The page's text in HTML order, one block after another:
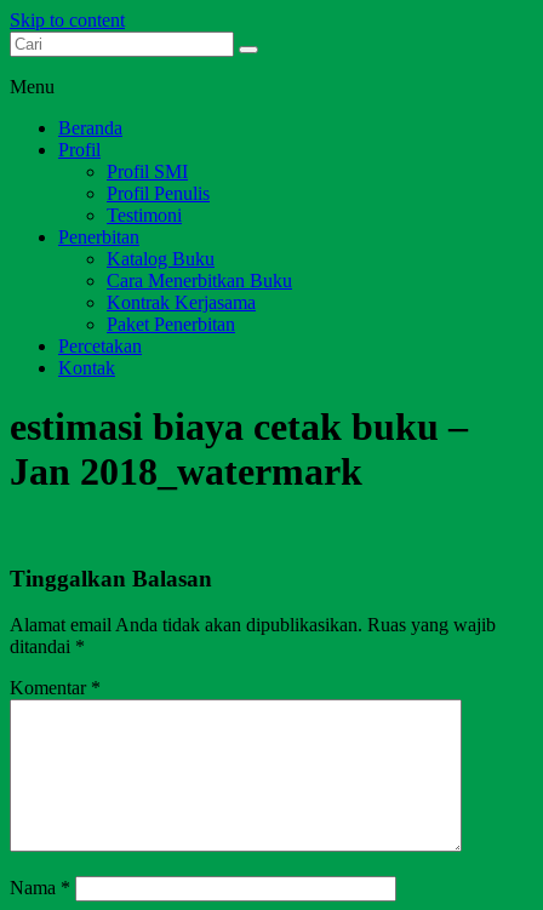
Skip to content
Dari Jambi untuk Indonesia
Menu
Beranda
Profil
Profil SMI
Profil Penulis
Testimoni
Penerbitan
Katalog Buku
Cara Menerbitkan Buku
Kontrak Kerjasama
Paket Penerbitan
Percetakan
Kontak
estimasi biaya cetak buku –
Jan 2018_watermark
Tinggalkan Balasan
Alamat email Anda tidak akan dipublikasikan. Ruas yang wajib
ditandai *
Komentar *
Nama *